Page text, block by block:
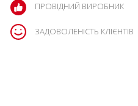
ПРОВІДНИЙ ВИРОБНИК
ЗАДОВОЛЕНІСТЬ КЛІЄНТІВ